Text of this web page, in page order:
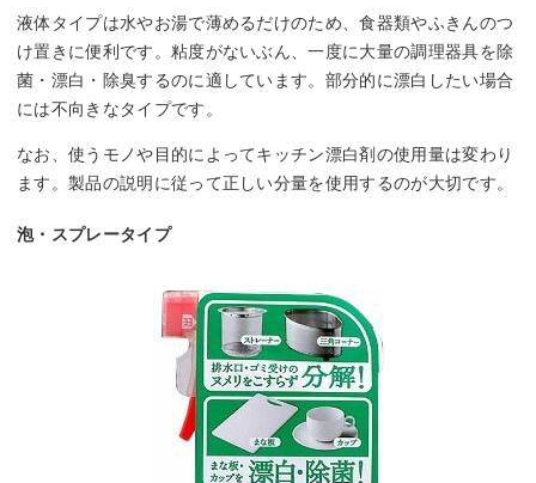
液体タイプは水やお湯で薄めるだけのため、食器類やふきんのつ
け置きに便利です。粘度がないぶん、一度に大量の調理器具を除
菌・漂白・除臭するのに適しています。部分的に漂白したい場合
には不向きなタイプです。
なお、使うモノや目的によってキッチン漂白剤の使用量は変わり
ます。製品の説明に従って正しい分量を使用するのが大切です。
泡・スプレータイプ